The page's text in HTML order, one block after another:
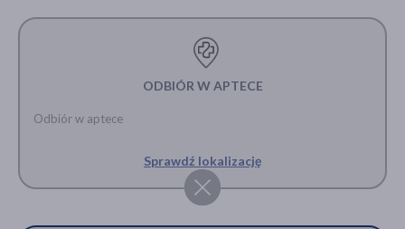
ODBIÓR W APTECE
Odbiór w aptece
Sprawdź lokalizację